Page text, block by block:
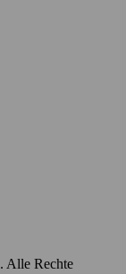
. Alle Rechte